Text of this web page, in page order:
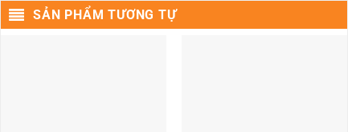
SẢN PHẨM TƯƠNG TỰ